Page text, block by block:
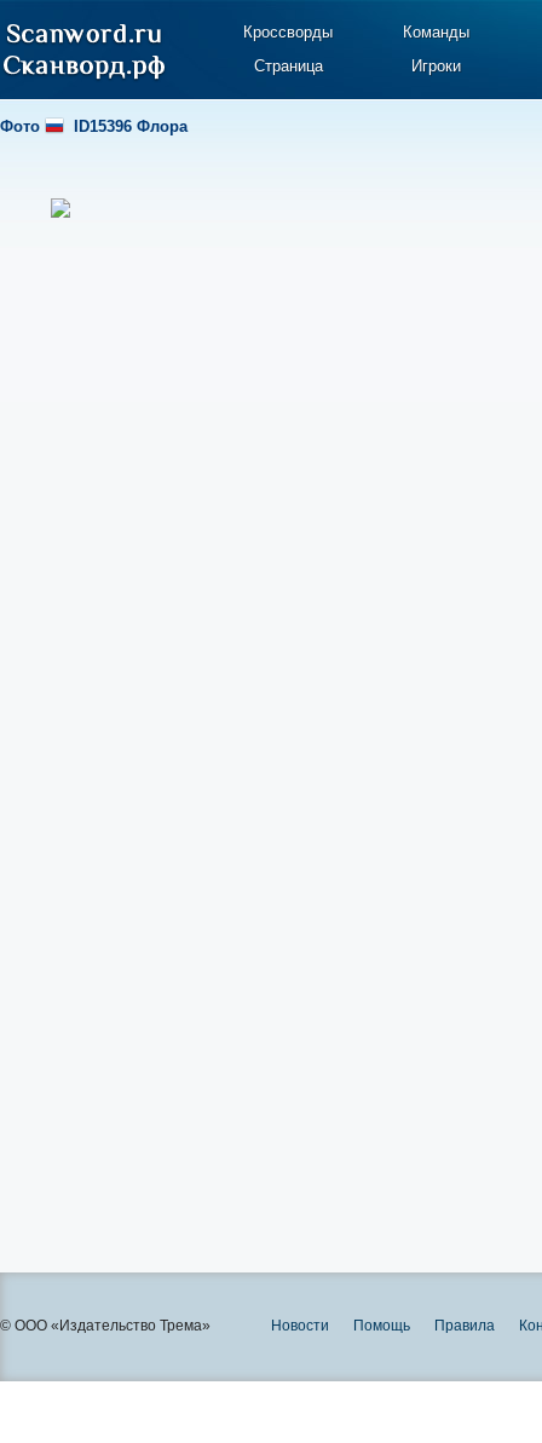
Кроссворды
Команды
Страница
Игроки
Фото ID15396 Флора
© ООО «Издательство Трема» Новости Помощь Правила